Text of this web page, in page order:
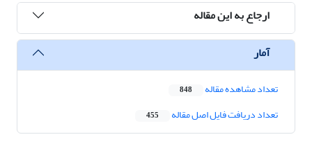
ارجاع به این مقاله
آمار
تعداد مشاهده مقاله 848
تعداد دریافت فایل اصل مقاله 455